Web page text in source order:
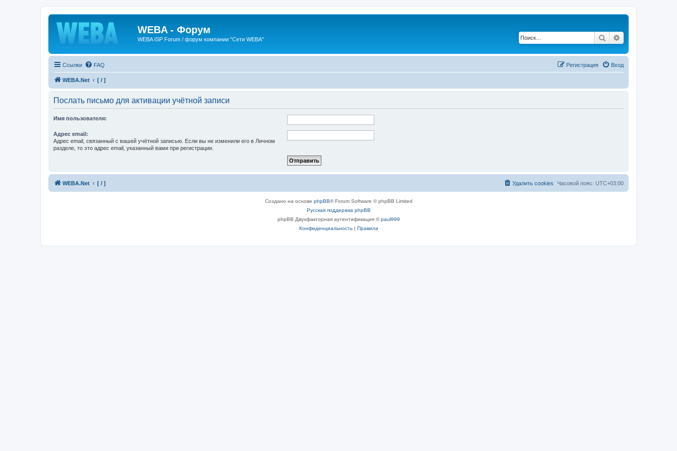
WEBA - Форум
WEBA ISP Forum / форум компании "Сети WEBA" Поиск
Ссылки FAQ Вход
Регистрация
WEBA.Net [ / ]
Послать письмо для активации учётной записи
Имя пользователя:
Адрес email:
Адрес email, связанный с вашей учётной записью. Если вы не изменили его в Личном
разделе, то это адрес email, указанный вами при регистрации.
WEBA.Net [ / ] Часовой пояс: UTC+03:00
Удалить cookies
Создано на основе phpBB® Forum Software © phpBB Limited
Русская поддержка phpBB
phpBB Двухфакторная аутентификация ©paul999
Конфиденциальность| Правила